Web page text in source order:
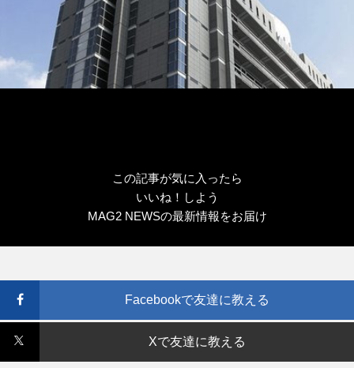
この記事が気に入ったら
いいね！しよう
MAG2 NEWSの最新情報をお届け
Facebookで友達に教える
Xで友達に教える